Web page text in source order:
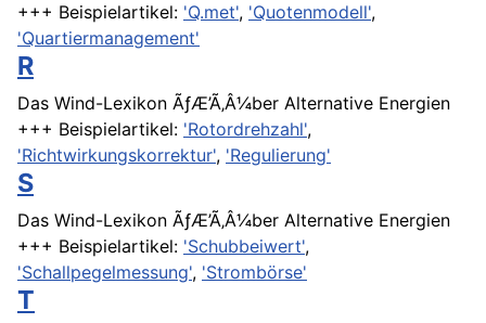
+++ Beispielartikel: 'Q.met', 'Quotenmodell',
'Quartiermanagement'
R
Das Wind-Lexikon ÃƒÆ’Ã‚Â¼ber Alternative Energien
+++ Beispielartikel: 'Rotordrehzahl',
'Richtwirkungskorrektur', 'Regulierung'
S
Das Wind-Lexikon ÃƒÆ’Ã‚Â¼ber Alternative Energien
+++ Beispielartikel: 'Schubbeiwert',
'Schallpegelmessung', 'Strombörse'
T